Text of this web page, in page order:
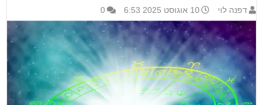
דפנה לוי 10 אוגוסט 2025 6:53 0